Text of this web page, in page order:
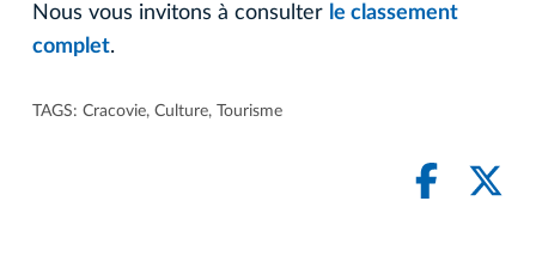
Nous vous invitons à consulter le classement
complet.
TAGS: Cracovie, Culture, Tourisme